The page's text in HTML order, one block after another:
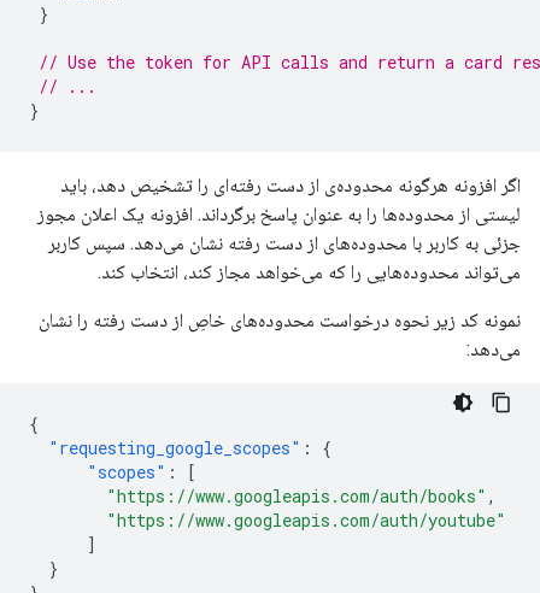
}
// Use the token for API calls and return a card
// ...
}
اگر افزونه هرگونه محدوده‌ی از دست رفته‌ای را تشخیص دهد، باید
لیستی از محدوده‌ها را به عنوان پاسخ برگرداند. افزونه یک اعلان مجوز
جزئی به کاربر با محدوده‌های از دست رفته نشان می‌دهد. سپس کاربر
می‌تواند محدوده‌هایی را که می‌خواهد مجاز کند، انتخاب کند.
نمونه کد زیر نحوه درخواست محدوده‌های خاصِ از دست رفته را نشان
می‌دهد:
{
"requesting_google_scopes" :
{
"scopes" :
[
"https://www.googleapis.com/auth/books" ,
"https://www.googleapis.com/auth/youtube"
]
}